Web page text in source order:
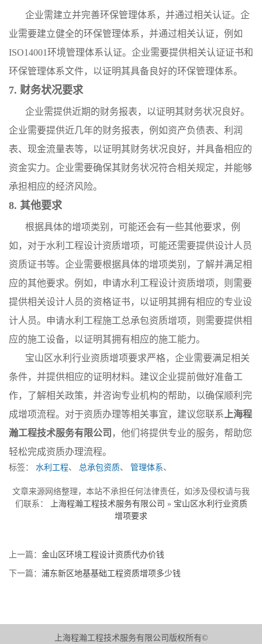
企业需建立并完善环保管理体系，并通过相关认证。企
业需要建立健全的环保管理体系，并通过相关认证，例如
ISO14001环境管理体系认证。企业需要提供相关认证证书和
环保管理体系文件，以证明其具备良好的环保管理体系。
7. 财务状况要求
企业需提供近期的财务报表，以证明其财务状况良好。
企业需要提供近几年的财务报表，例如资产负债表、利润
表、现金流量表等，以证明其财务状况良好，并具备相应的
资金实力。企业需要确保其财务状况符合相关规定，并能够
承担相应的经济风险。
8. 其他要求
根据具体的增项类别，可能还会有一些其他要求，例
如，对于水利工程设计资质增项，可能还需要提供设计人员
资质证书等。企业需要根据具体的增项类别，了解并满足相
应的其他要求。例如，申请水利工程设计资质增项，则需要
提供相关设计人员的资格证书，以证明其拥有相应的专业设
计人员。申请水利工程施工总承包资质增项，则需要提供相
应的施工设备，以证明其拥有相应的施工能力。
宝山区水利行业资质增项要求严格，企业需要满足相关
条件，并提供相应的证明材料。建议企业提前做好准备工
作，了解相关政策，并咨询专业机构的帮助，以确保顺利完
成增项流程。对于资质办理等相关事宜，建议您联系 上海程
瀚工程技术服务有限公司 ，他们将提供专业的服务，帮助您
轻松完成资质办理流程。
标签： 水利工程、 总承包资质、 管理体系、
文章来源网络整理，本站不承担任何法律责任，如涉及侵权请与我
们联系：
上海程瀚工程技术服务有限公司 » 宝山区水利行业资质
增项要求
上一篇： 金山区环境工程设计资质代办价钱
下一篇： 浦东新区地基基础工程资质增项多少钱
上海程瀚工程技术服务有限公司版权所有©